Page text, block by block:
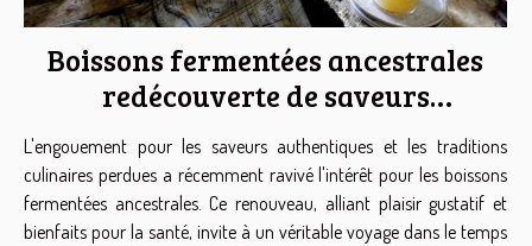
Boissons fermentées ancestrales
redécouverte de saveurs
authentiques et bienfaits
L'engouement pour les saveurs authentiques et les traditions
culinaires perdues a récemment ravivé l'intérêt pour les boissons
fermentées ancestrales. Ce renouveau, alliant plaisir gustatif et
bienfaits pour la santé, invite à un véritable voyage dans le temps